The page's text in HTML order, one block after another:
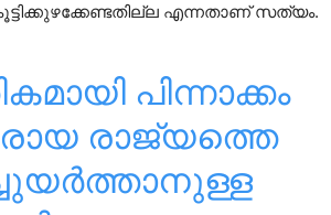
എന്നതാണ് സത്യം.
പിന്നാക്കം
രാജ്യത്തെ